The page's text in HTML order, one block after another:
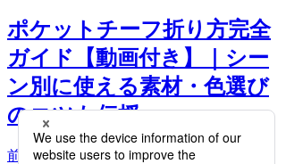
ポケットチーフ折り方完全
ガイド【動画付き】｜シー
ン別に使える素材・色選び
のコツも伝授 >>
前へ